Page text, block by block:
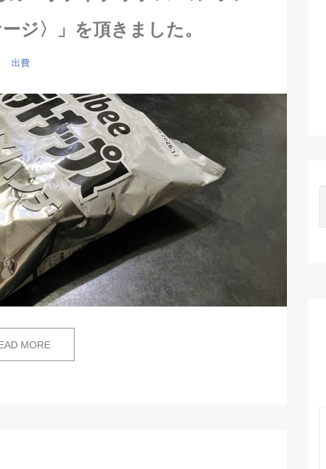
ジ〉」を頂きました。
出費
MORE